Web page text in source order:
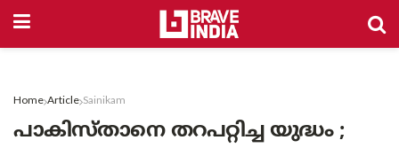
Home Article Sainikam
പാകിസ്താനെ തറപറ്റിച്ച യുദ്ധം ;